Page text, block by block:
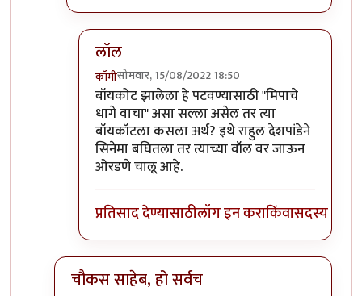
लॉल
कॉमीसोमवार, 15/08/2022 18:50
In reply toजरा मिपावरचे जुने धागे वाचा
बॉयकोट झालेला हे पटवण्यासाठी "मिपाचे
धागे वाचा" असा सल्ला असेल तर त्या
बॉयकॉटला कसला अर्थ? इथे राहुल देशपांडेने
सिनेमा बघितला तर त्याच्या वॉल वर जाऊन
ओरडणे चालू आहे.
प्रतिसाद देण्यासाठीलॉग इन कराकिंवासदस्य व्हा
चौकस साहेब, हो सर्वच